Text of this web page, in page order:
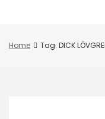
Home Tag: DICK